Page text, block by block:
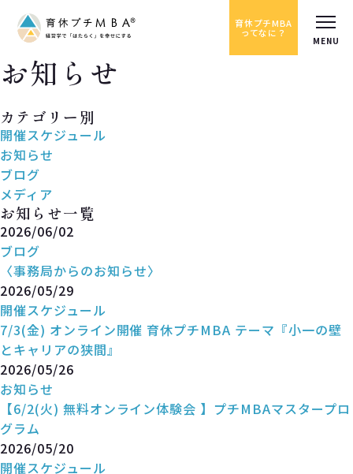
育休プチMBA
ってなに？
お知らせ
カテゴリー別
開催スケジュール
お知らせ
ブログ
メディア
お知らせ一覧
2026/06/02
ブログ
〈事務局からのお知らせ〉
2026/05/29
開催スケジュール
7/3(金) オンライン開催 育休プチMBA テーマ『小一の壁
とキャリアの狭間』
2026/05/26
お知らせ
【6/2(火) 無料オンライン体験会 】プチMBAマスタープロ
グラム
2026/05/20
開催スケジュール